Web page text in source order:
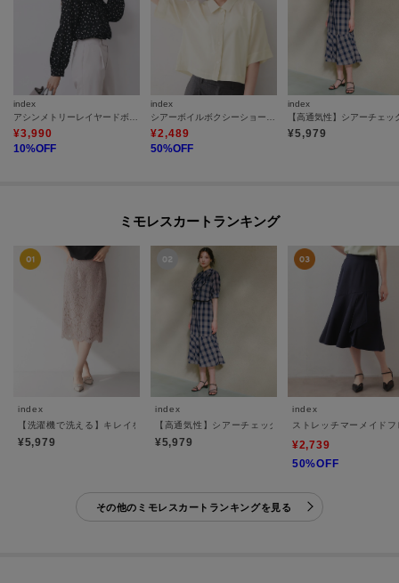
index
¥3,990
10%OFF
index
¥2,489
50%OFF
index
¥5,979
ミモレスカートランキング
index
【洗濯機で洗える】キレイをつくるレースタイトスカート
¥5,979
index
【高通気性】シアーチェックマーメイドスカート《洗
¥5,979
index
ストレッチマーメイド
¥2,739
50%OFF
その他のミモレスカートランキングを見る